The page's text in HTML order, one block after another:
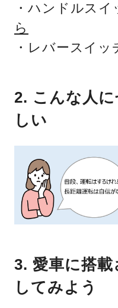
・ハンドルスイ
ら
・レバースイッ
2. こんな人
しい
3. 愛車に搭
してみよう